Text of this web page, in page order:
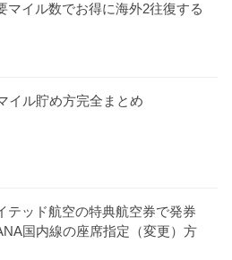
マイル数でお得に海外2往復する
イル貯め方完全まとめ
テッド航空の特典航空券で発券
国内線の座席指定（変更）方